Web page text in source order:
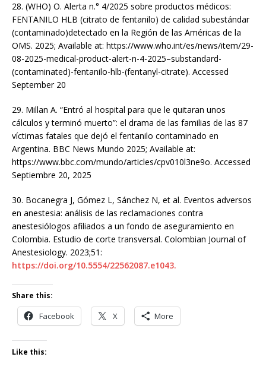
28. (WHO) O. Alerta n.° 4/2025 sobre productos médicos:
FENTANILO HLB (citrato de fentanilo) de calidad subestándar
(contaminado)detectado en la Región de las Américas de la
OMS. 2025; Available at: https://www.who.int/es/news/item/29-
08-2025-medical-product-alert-n-4-2025–substandard-
(contaminated)-fentanilo-hlb-(fentanyl-citrate). Accessed
September 20
29. Millan A. “Entró al hospital para que le quitaran unos
cálculos y terminó muerto”: el drama de las familias de las 87
víctimas fatales que dejó el fentanilo contaminado en
Argentina. BBC News Mundo 2025; Available at:
https://www.bbc.com/mundo/articles/cpv010l3ne9o. Accessed
Septiembre 20, 2025
30. Bocanegra J, Gómez L, Sánchez N, et al. Eventos adversos
en anestesia: análisis de las reclamaciones contra
anestesiólogos afiliados a un fondo de aseguramiento en
Colombia. Estudio de corte transversal. Colombian Journal of
Anestesiology. 2023;51:
https://doi.org/10.5554/22562087.e1043.
Share this:
Facebook X More
Like this: